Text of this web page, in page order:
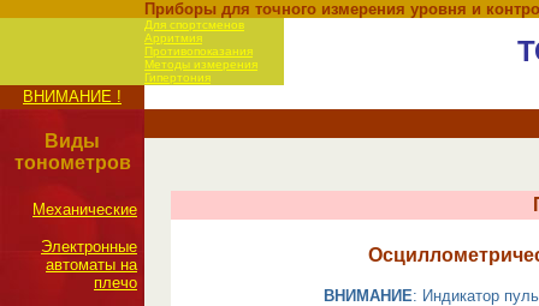
Приборы для точного измерения уровня и
Для спортсменов
Арритмия
Противопоказания
Методы измерения
Гипертония
ВНИМАНИЕ !
Виды
тонометров
Механические
Электронные
автоматы на
плечо
ВНИМАНИЕ: Индикатор